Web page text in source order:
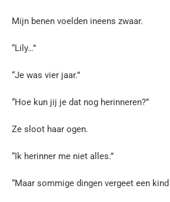
Mijn benen voelden ineens zwaar.
“Lily…”
“Je was vier jaar.”
“Hoe kun jij je dat nog herinneren?”
Ze sloot haar ogen.
“Ik herinner me niet alles.”
“Maar sommige dingen vergeet een